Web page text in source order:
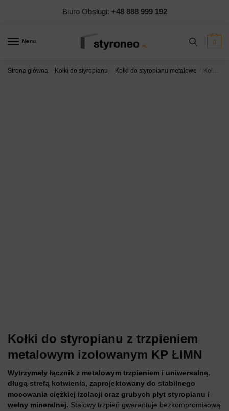
Biuro Obsługi: +48 888 999 192
Menu 0
Strona główna Kołki do styropianu Kołki do styropianu metalowe Kołki do styropianu z trzpieniem metalowym izolowanym KP ŁIMN
Kołki do styropianu z trzpieniem
metalowym izolowanym KP ŁIMN
Wytrzymały łącznik z metalowym trzpieniem i uniwersalną,
długą strefą kotwienia, zaprojektowany do stabilnego
mocowania ciężkiej izolacji oraz grubych płyt styropianu i
wełny mineralnej. Stalowy trzpień gwarantuje bezkompromisową